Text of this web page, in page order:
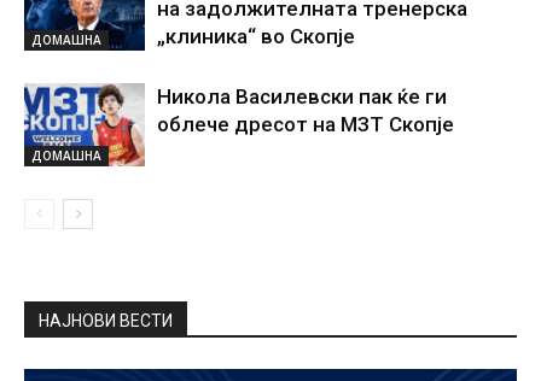
ДОМАШНА
на задолжителната тренерска
„клиника“ во Скопје
ДОМАШНА
Никола Василевски пак ќе ги
облече дресот на МЗТ Скопје
НАЈНОВИ ВЕСТИ